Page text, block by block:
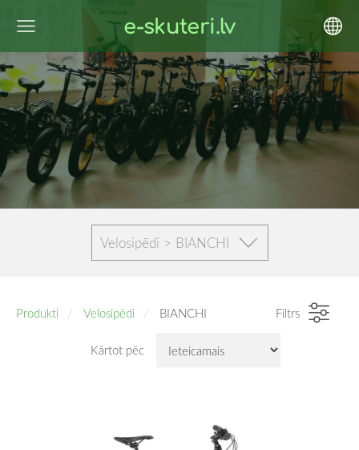
e-skuteri.lv
Velosipēdi > BIANCHI
Produkti Velosipēdi BIANCHI Filtrs
Kārtot pēc